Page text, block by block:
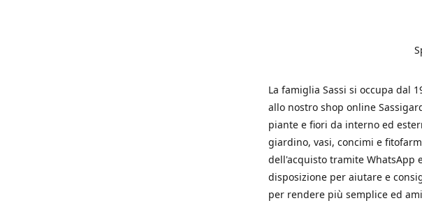
La famiglia Sassi si occupa dal
allo nostro shop online
piante e fiori da interno ed
giardino, vasi, concimi e
dell'acquisto tramite WhatsApp
disposizione per aiutare e
per rendere più semplice ed